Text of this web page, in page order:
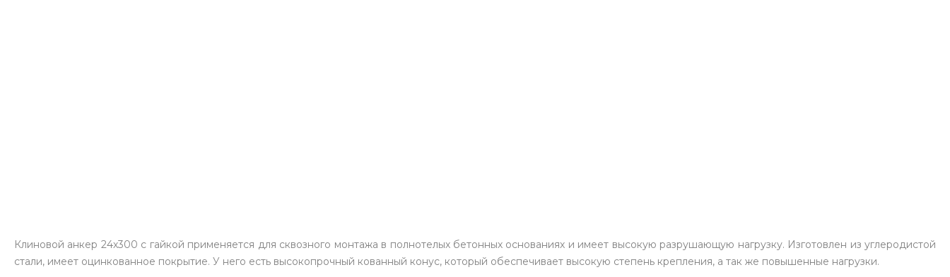
Клиновой анкер 24х300 с гайкой применяется для сквозного монтажа в полнотелых бетонных основаниях и имеет высокую разрушающую нагрузку. Изготовлен из углеродистой
стали, имеет оцинкованное покрытие. У него есть высокопрочный кованный конус, который обеспечивает высокую степень крепления, а так же повышенные нагрузки.